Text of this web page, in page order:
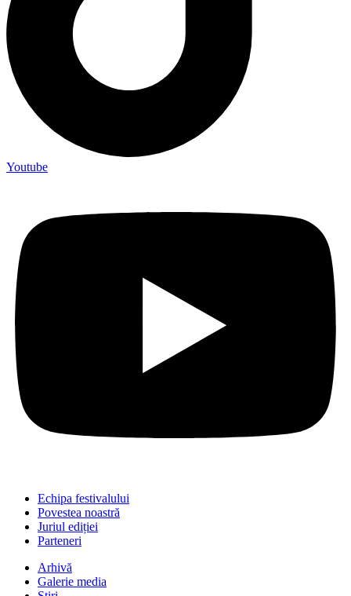
Youtube
Echipa festivalului
Povestea noastră
Juriul ediției
Parteneri
Arhivă
Galerie media